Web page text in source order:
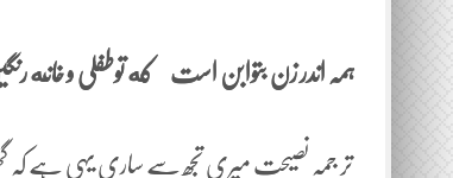
ہمہ اندر زن بتوابن است که توطفلی و خانه
تر جمہ نصیحت میری تجھ سے ساری یہی ہے کہ